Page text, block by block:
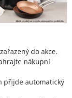
do akce.
nákupní
přijde automatický